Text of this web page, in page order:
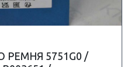
5751G0 /